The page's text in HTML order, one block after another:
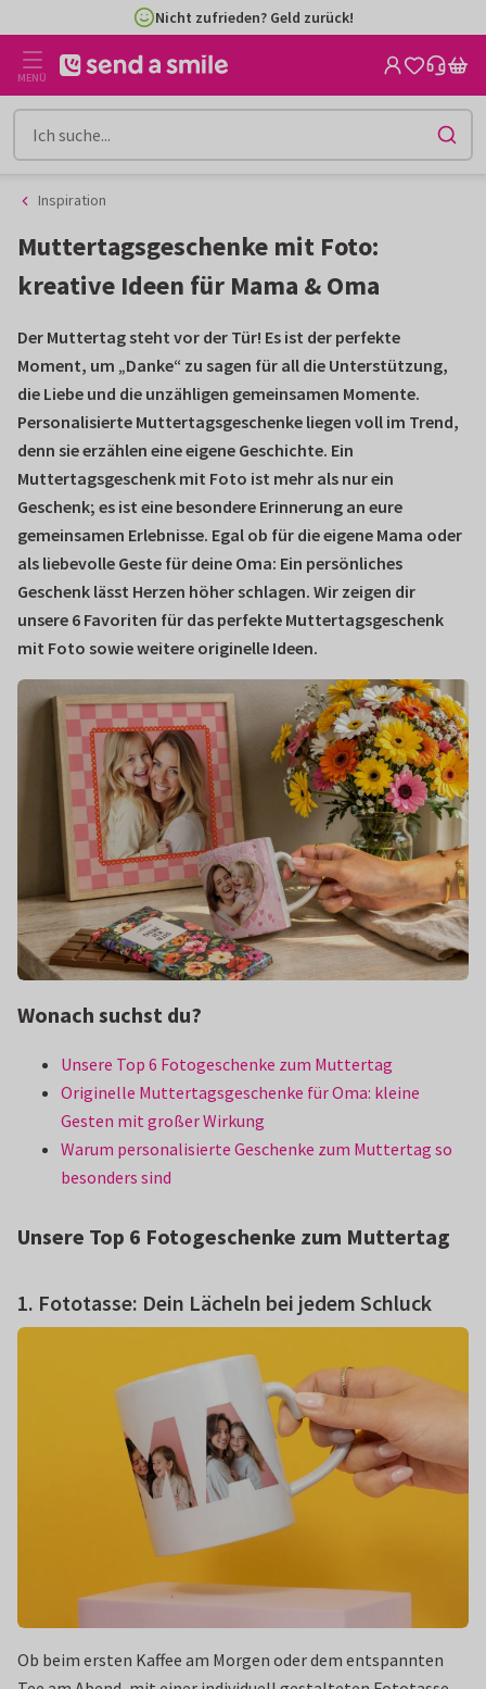
Inhalt
gehen
Filter
Nicht zufrieden? Geld zurück!
MENÜ
Inspiration
Muttertagsgeschenke mit Foto:
kreative Ideen für Mama & Oma
Der Muttertag steht vor der Tür! Es ist der perfekte
Moment, um „Danke“ zu sagen für all die Unterstützung,
die Liebe und die unzähligen gemeinsamen Momente.
Personalisierte Muttertagsgeschenke liegen voll im Trend,
denn sie erzählen eine eigene Geschichte. Ein
Muttertagsgeschenk mit Foto ist mehr als nur ein
Geschenk; es ist eine besondere Erinnerung an eure
gemeinsamen Erlebnisse. Egal ob für die eigene Mama oder
als liebevolle Geste für deine Oma: Ein persönliches
Geschenk lässt Herzen höher schlagen. Wir zeigen dir
unsere 6 Favoriten für das perfekte Muttertagsgeschenk
mit Foto sowie weitere originelle Ideen.
Wonach suchst du?
Unsere Top 6 Fotogeschenke zum Muttertag
Originelle Muttertagsgeschenke für Oma: kleine
Gesten mit großer Wirkung
Warum personalisierte Geschenke zum Muttertag so
besonders sind
Unsere Top 6 Fotogeschenke zum Muttertag
1. Fototasse: Dein Lächeln bei jedem Schluck
Ob beim ersten Kaffee am Morgen oder dem entspannten